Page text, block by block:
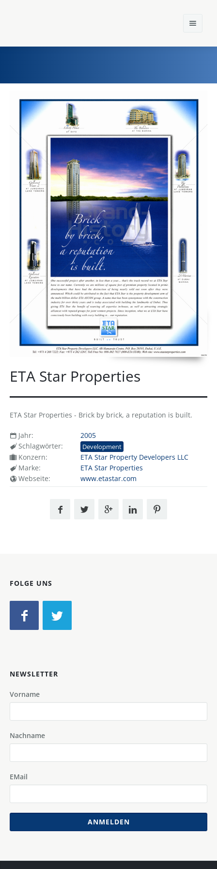
Einst und Heute
Konzerne
Epoche
ETA Star Properties
ETA Star Properties - Brick by brick, a reputation is built.
Jahr:
2005
Schlagwörter:
Development
Konzern:
ETA Star Property Developers LLC
Marke:
ETA Star Properties
Webseite:
www.etastar.com
FOLGE UNS
NEWSLETTER
Vorname
Nachname
EMail
ANMELDEN